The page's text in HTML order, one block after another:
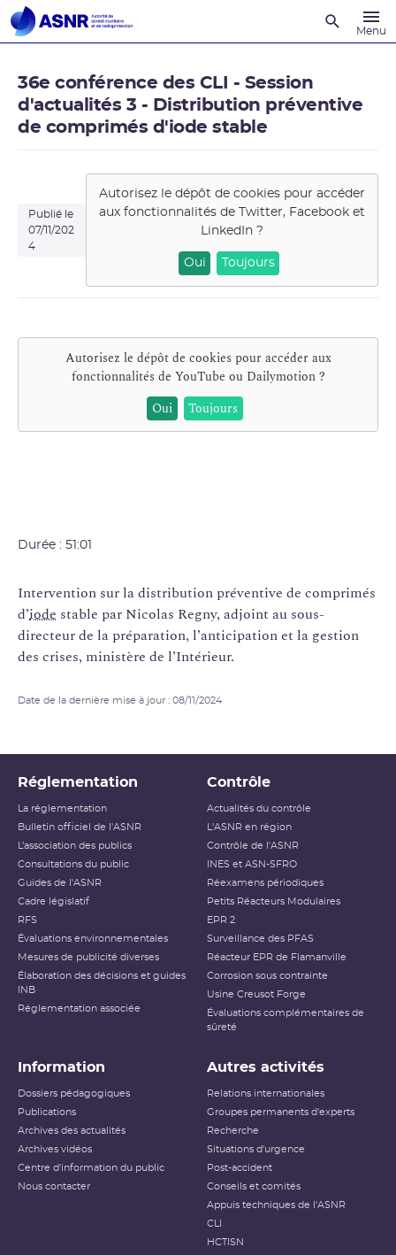
Menu
36e conférence des CLI - Session
d'actualités 3 - Distribution préventive
de comprimés d'iode stable
Publié le
07/11/202
4
Autorisez le dépôt de cookies pour accéder
aux fonctionnalités deTwitter, Facebook et
LinkedIn ?
Oui Toujours
Autorisez le dépôt de cookies pour accéder aux
fonctionnalités de YouTube ou Dailymotion?
Oui
Toujours
Durée : 51:01
Intervention sur la distribution préventive de comprimés
d’iode stable par Nicolas Regny, adjoint au sous-
directeur de la préparation, l’anticipation et la gestion
des crises, ministère de l’Intérieur.
Date de la dernière mise à jour : 08/11/2024
Réglementation
La réglementation
Bulletin officiel de l'ASNR
L’association des publics
Consultations du public
Guides de l'ASNR
Cadre législatif
RFS
Évaluations environnementales
Mesures de publicité diverses
Élaboration des décisions et guides
INB
Réglementation associée
Contrôle
Actualités du contrôle
L'ASNR en région
Contrôle de l'ASNR
INES et ASN-SFRO
Réexamens périodiques
Petits Réacteurs Modulaires
EPR 2
Surveillance des PFAS
Réacteur EPR de Flamanville
Corrosion sous contrainte
Usine Creusot Forge
Évaluations complémentaires de
sûreté
Information
Dossiers pédagogiques
Publications
Archives des actualités
Archives vidéos
Centre d'information du public
Nous contacter
Autres activités
Relations internationales
Groupes permanents d'experts
Recherche
Situations d'urgence
Post-accident
Conseils et comités
Appuis techniques de l'ASNR
CLI
HCTISN